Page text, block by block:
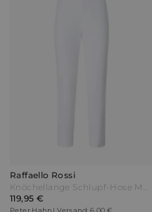
Raffaello Rossi
Knöchellange Schlupf-Hose Modell Penny Raffaello Rossi weiss Weiß
119,95 €
Peter Hahn | Versand: 6,00 €